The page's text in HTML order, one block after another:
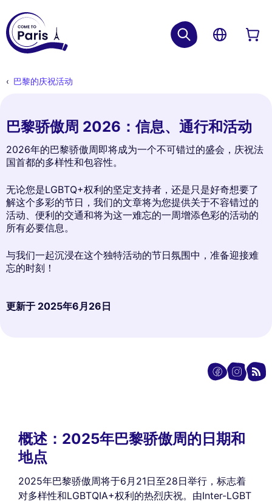
巴黎的庆祝活动
巴黎骄傲周 2026：信息、通行和活动
2026年的巴黎骄傲周即将成为一个不可错过的盛会，庆祝法
国首都的多样性和包容性。
无论您是LGBTQ+权利的坚定支持者，还是只是好奇想要了
解这个多彩的节日，我们的文章将为您提供关于不容错过的
活动、便利的交通和将为这一难忘的一周增添色彩的活动的
所有必要信息。
与我们一起沉浸在这个独特活动的节日氛围中，准备迎接难
忘的时刻！
更新于 2025年6月26日
概述：2025年巴黎骄傲周的日期和
地点
2025年巴黎骄傲周将于6月21日至28日举行，标志着
对多样性和LGBTQIA+权利的热烈庆祝。由Inter-LGBT